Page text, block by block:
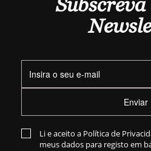
Subscreva
Enviar
Li e aceito a Política de
meus dados para registo em